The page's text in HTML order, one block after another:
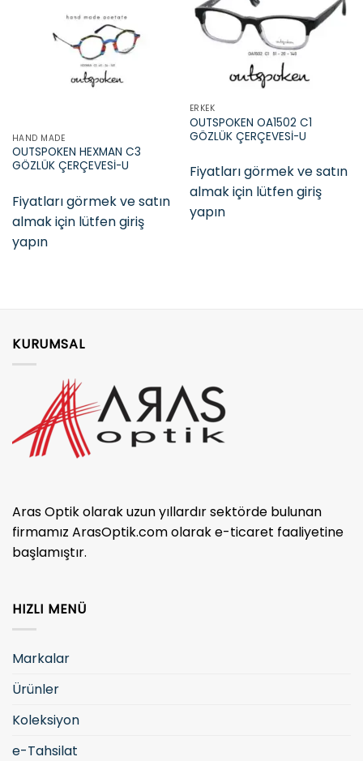
Add to
wishlist
HAND MADE
OUTSPOKEN HEXMAN C3
GÖZLÜK ÇERÇEVESİ-U
Fiyatları görmek ve satın
almak için lütfen giriş
yapın
Add to
wishlist
ERKEK
OUTSPOKEN OA1502 C1
GÖZLÜK ÇERÇEVESİ-U
Fiyatları görmek ve satın
almak için lütfen giriş
yapın
KURUMSAL
Aras Optik olarak uzun yıllardır sektörde bulunan
firmamız ArasOptik.com olarak e-ticaret faaliyetine
başlamıştır.
HIZLI MENÜ
Markalar
Ürünler
Koleksiyon
e-Tahsilat